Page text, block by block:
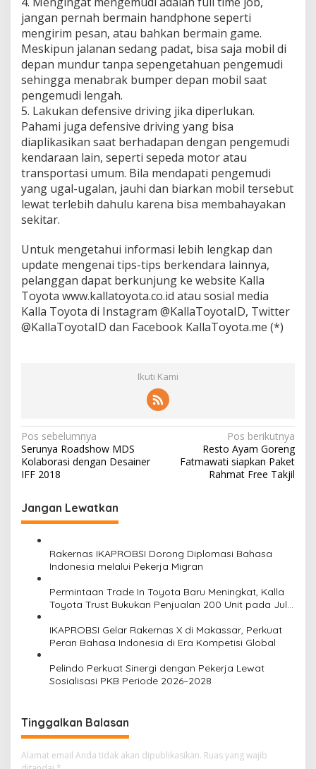
jangan pernah bermain handphone seperti
mengirim pesan, atau bahkan bermain game.
Meskipun jalanan sedang padat, bisa saja mobil di
depan mundur tanpa sepengetahuan pengemudi
sehingga menabrak bumper depan mobil saat
pengemudi lengah.
5. Lakukan defensive driving jika diperlukan.
Pahami juga defensive driving yang bisa
diaplikasikan saat berhadapan dengan pengemudi
kendaraan lain, seperti sepeda motor atau
transportasi umum. Bila mendapati pengemudi
yang ugal-ugalan, jauhi dan biarkan mobil tersebut
lewat terlebih dahulu karena bisa membahayakan
sekitar.
Untuk mengetahui informasi lebih lengkap dan
update mengenai tips-tips berkendara lainnya,
pelanggan dapat berkunjung ke website Kalla
Toyota www.kallatoyota.co.id atau sosial media
Kalla Toyota di Instagram @KallaToyotaID, Twitter
@KallaToyotaID dan Facebook KallaToyota.me (*)
Ikuti Kami
N
a
v
i
g
Pos sebelumnya
Serunya Roadshow MDS
Kolaborasi dengan Desainer
IFF 2018
Pos berikutnya
Resto Ayam Goreng
Fatmawati siapkan Paket
Rahmat Free Takjil
Jangan Lewatkan
Rakernas IKAPROBSI Dorong Diplomasi Bahasa
Indonesia melalui Pekerja Migran
Permintaan Trade In Toyota Baru Meningkat, Kalla
Toyota Trust Bukukan Penjualan 200 Unit pada Juli
IKAPROBSI Gelar Rakernas X di Makassar, Perkuat
Peran Bahasa Indonesia di Era Kompetisi Global
Pelindo Perkuat Sinergi dengan Pekerja Lewat
Sosialisasi PKB Periode 2026–2028
Tinggalkan Balasan
Alamat email Anda tidak akan dipublikasikan. Ruas yang wajib